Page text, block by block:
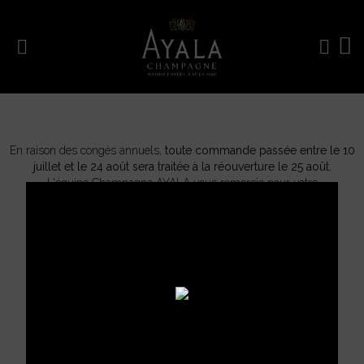
En raison des congés annuels, toute commande passée entre le 10
juillet et le 24 août sera traitée à la réouverture le 25 août.
L'équipe Champagne AYALA vous remercie pour votre